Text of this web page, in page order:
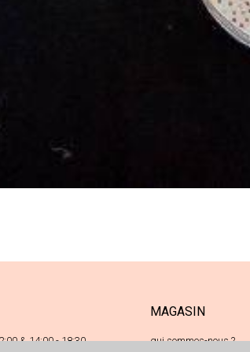
& 14:00 - 18:30
MAGASIN
qui sommes-nous ?